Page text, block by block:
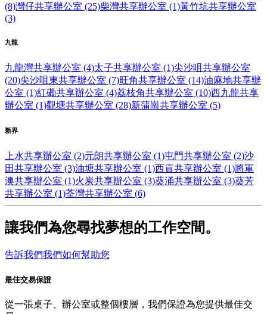
(8)灣仔共享辦公室 (25)柴灣共享辦公室 (1)黃竹坑共享辦公室
(3)
九龍
九龍灣共享辦公室 (4)太子共享辦公室 (1)尖沙咀共享辦公室
(20)尖沙咀東共享辦公室 (7)旺角共享辦公室 (14)油麻地共享辦
公室 (1)紅磡共享辦公室 (4)荔枝角共享辦公室 (10)西九龍共享
辦公室 (1)觀塘共享辦公室 (28)新蒲崗共享辦公室 (5)
新界
上水共享辦公室 (2)元朗共享辦公室 (1)屯門共享辦公室 (2)沙
田共享辦公室 (3)油塘共享辦公室 (1)西貢共享辦公室 (1)將軍
澳共享辦公室 (1)火炭共享辦公室 (3)葵涌共享辦公室 (3)葵芳
共享辦公室 (1)荃灣共享辦公室 (6)
讓我們為您尋找夢想的工作空間。
告訴我們我們如何幫助您
最佳交易保證
從一張桌子、辦公室或整個樓層，我們保證為您提供最佳交